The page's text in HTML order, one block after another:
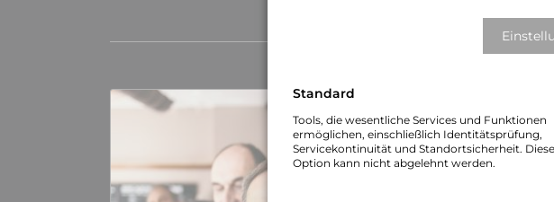
Standard
Tools, die wesentliche Services und Funktionen
ermöglichen, einschließlich Identitätsprüfung,
Servicekontinuität und Standortsicherheit. Diese
Option kann nicht abgelehnt werden.